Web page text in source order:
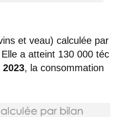
et veau) calculée par
a atteint 130 000 téc
, la consommation